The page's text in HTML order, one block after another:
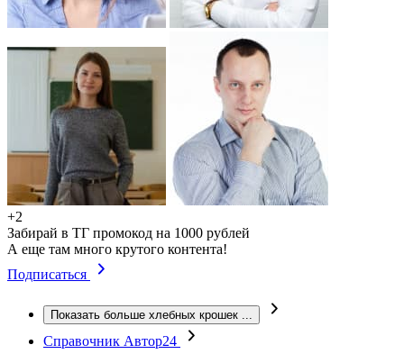
+2
Забирай в ТГ промокод на 1000 рублей
А еще там много крутого контента!
Подписаться
Показать больше хлебных крошек ...
Справочник Автор24